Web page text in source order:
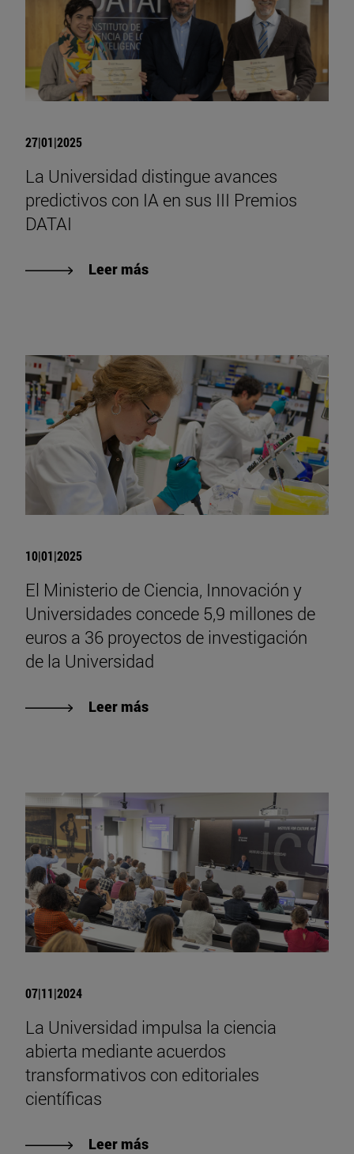
27|01|2025
La Universidad distingue avances
predictivos con IA en sus III Premios
DATAI
Leer más
10|01|2025
El Ministerio de Ciencia, Innovación y
Universidades concede 5,9 millones de
euros a 36 proyectos de investigación
de la Universidad
Leer más
07|11|2024
La Universidad impulsa la ciencia
abierta mediante acuerdos
transformativos con editoriales
científicas
Leer más